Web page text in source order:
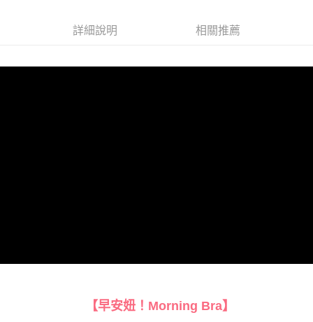
請求用戶進行身份認證。
宅配出貨 約3~5天到貨，實際出貨依照配送狀態為主。※國定假日
詳細說明 相關推薦
【早安妞！Morning Bra】